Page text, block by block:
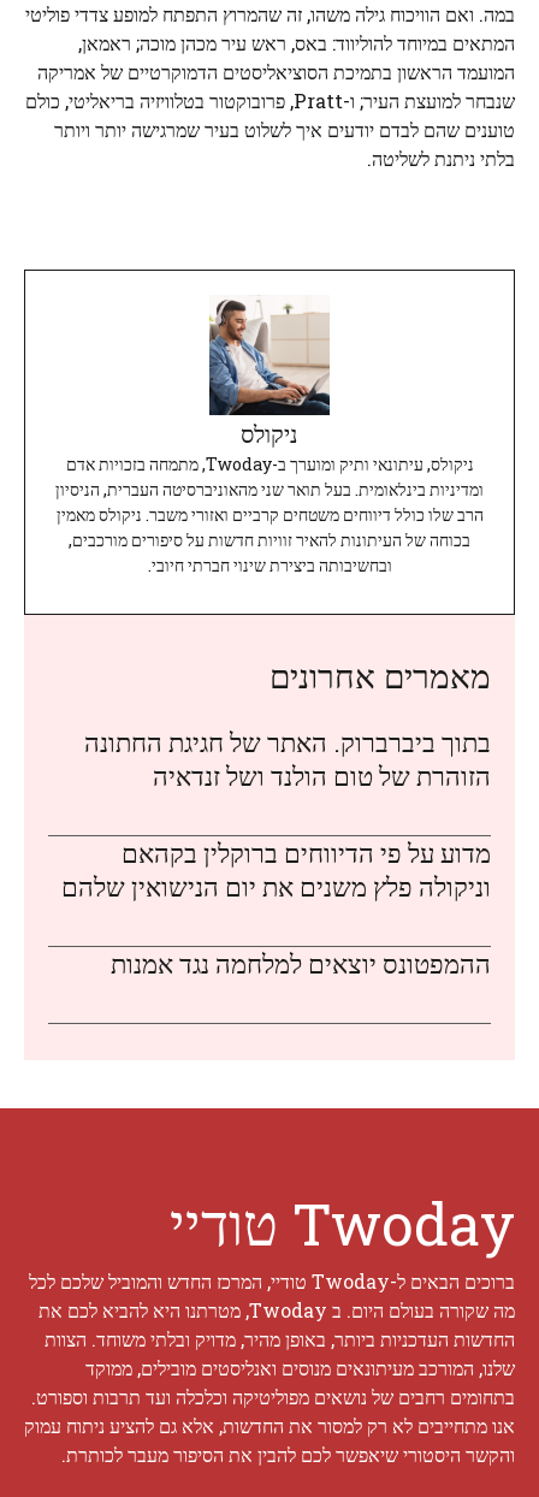
במה. ואם הוויכוח גילה משהו, זה שהמרוץ התפתח למופע צדדי פוליטי
המתאים במיוחד להוליווד: באס, ראש עיר מכהן מוכה; ראמאן,
המועמד הראשון בתמיכת הסוציאליסטים הדמוקרטיים של אמריקה
שנבחר למועצת העיר; ו-Pratt, פרובוקטור בטלוויזיה בריאליטי, כולם
טוענים שהם לבדם יודעים איך לשלוט בעיר שמרגישה יותר ויותר
בלתי ניתנת לשליטה.
ניקולס
ניקולס, עיתונאי ותיק ומוערך ב-Twoday, מתמחה בזכויות אדם
ומדיניות בינלאומית. בעל תואר שני מהאוניברסיטה העברית, הניסיון
הרב שלו כולל דיווחים משטחים קרביים ואזורי משבר. ניקולס מאמין
בכוחה של העיתונות להאיר זוויות חדשות על סיפורים מורכבים,
ובחשיבותה ביצירת שינוי חברתי חיובי.
מאמרים אחרונים
בתוך ביברברוק. האתר של חגיגת החתונה
הזוהרת של טום הולנד ושל זנדאיה
מדוע על פי הדיווחים ברוקלין בקהאם
וניקולה פלץ משנים את יום הנישואין שלהם
ההמפטונס יוצאים למלחמה נגד אמנות
Twoday טודיי
ברוכים הבאים ל-Twoday טודיי, המרכז החדש והמוביל שלכם לכל
מה שקורה בעולם היום. ב Twoday, מטרתנו היא להביא לכם את
החדשות העדכניות ביותר, באופן מהיר, מדויק ובלתי משוחד. הצוות
שלנו, המורכב מעיתונאים מנוסים ואנליסטים מובילים, ממוקד
בתחומים רחבים של נושאים מפוליטיקה וכלכלה ועד תרבות וספורט.
אנו מתחייבים לא רק למסור את החדשות, אלא גם להציע ניתוח עמוק
והקשר היסטורי שיאפשר לכם להבין את הסיפור מעבר לכותרת.